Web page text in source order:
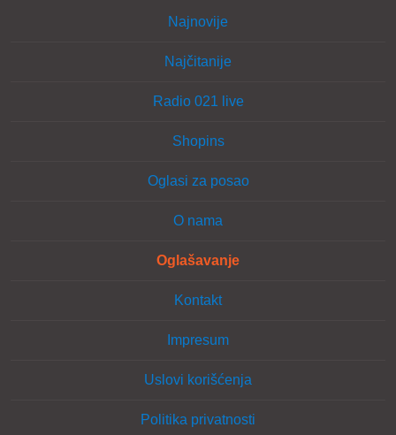
Najnovije
Najčitanije
Radio 021 live
Shopins
Oglasi za posao
O nama
Oglašavanje
Kontakt
Impresum
Uslovi korišćenja
Politika privatnosti